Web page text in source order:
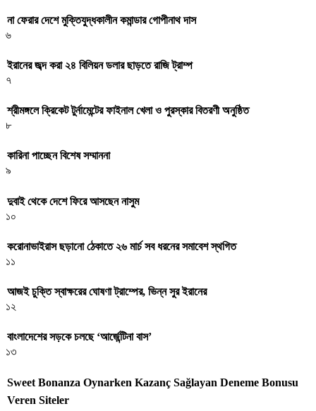
না ফেরার দেশে মুক্তিযুদ্ধকালীন কমান্ডার গোপীনাথ দাস
৬
ইরানের জব্দ করা ২৪ বিলিয়ন ডলার ছাড়তে রাজি ট্রাম্প
৭
শ্রীমঙ্গলে ক্রিকেট টুর্নামেন্টের ফাইনাল খেলা ও পুরস্কার বিতরণী অনুষ্ঠিত
৮
কারিনা পাচ্ছেন বিশেষ সম্মাননা
৯
দুবাই থেকে দেশে ফিরে আসছেন নাসুম
১০
করোনাভাইরাস ছড়ানো ঠেকাতে ২৬ মার্চ সব ধরনের সমাবেশ স্থগিত
১১
আজই চুক্তি স্বাক্ষরের ঘোষণা ট্রাম্পের, ভিন্ন সুর ইরানের
১২
বাংলাদেশের সড়কে চলছে ‘আর্জেন্টিনা বাস’
১৩
Sweet Bonanza Oynarken Kazanç Sağlayan Deneme Bonusu
Veren Siteler